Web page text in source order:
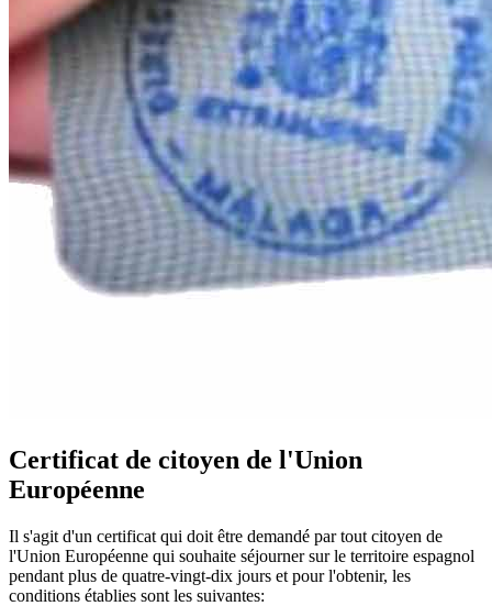
Certificat de citoyen de l'Union
Européenne
Il s'agit d'un certificat qui doit être demandé par tout citoyen de
l'Union Européenne qui souhaite séjourner sur le territoire espagnol
pendant plus de quatre-vingt-dix jours et pour l'obtenir, les
conditions établies sont les suivantes: